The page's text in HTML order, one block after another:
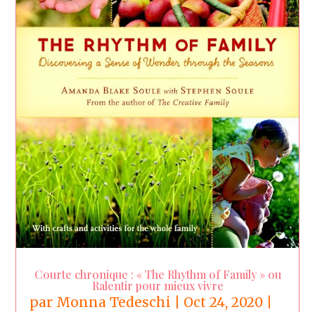
Courte chronique : « The Rhythm of Family » ou
Ralentir pour mieux vivre
par Monna Tedeschi Oct 24, 2020